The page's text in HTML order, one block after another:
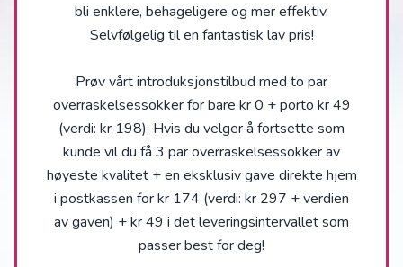
bli enklere, behageligere og mer effektiv.
Selvfølgelig til en fantastisk lav pris!
Prøv vårt introduksjonstilbud med to par
overraskelsessokker for bare kr 0 + porto kr 49
(verdi: kr 198). Hvis du velger å fortsette som
kunde vil du få 3 par overraskelsessokker av
høyeste kvalitet + en eksklusiv gave direkte hjem
i postkassen for kr 174 (verdi: kr 297 + verdien
av gaven) + kr 49 i det leveringsintervallet som
passer best for deg!